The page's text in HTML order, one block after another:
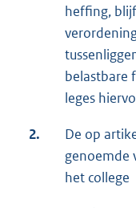
heffing,
belastbare
leges
2.
De op
genoemde
het college